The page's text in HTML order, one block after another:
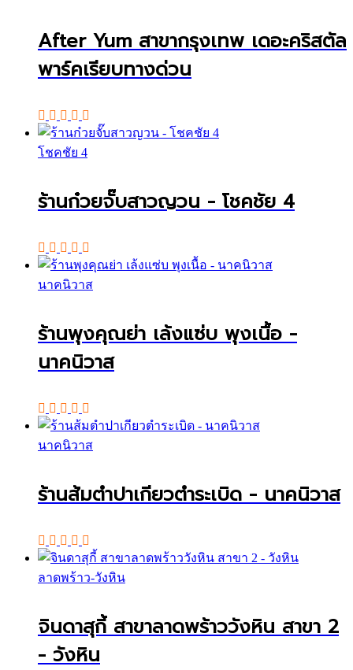
After Yum สาขากรุงเทพ เดอะคริสตัล
พาร์คเรียบทางด่วน
โชคชัย 4
ร้านก๋วยจั๊บสาวญวน - โชคชัย 4
นาคนิวาส
ร้านพุงคุณย่า เล้งแซ่บ พุงเนื้อ -
นาคนิวาส
นาคนิวาส
ร้านส้มตำปาเกียวตำระเบิด - นาคนิวาส
ลาดพร้าว-วังหิน
จินดาสุกี้ สาขาลาดพร้าววังหิน สาขา 2
- วังหิน